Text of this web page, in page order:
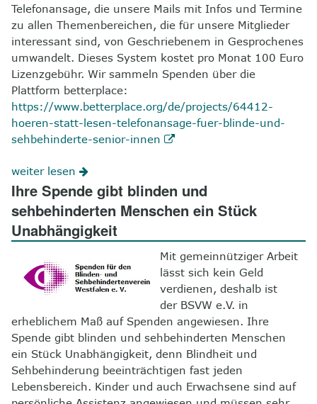
Telefonansage, die unsere Mails mit Infos und Termine
zu allen Themenbereichen, die für unsere Mitglieder
interessant sind, von Geschriebenem in Gesprochenes
umwandelt. Dieses System kostet pro Monat 100 Euro
Lizenzgebühr. Wir sammeln Spenden über die
Plattform betterplace:
https://www.betterplace.org/de/projects/64412-
hoeren-statt-lesen-telefonansage-fuer-blinde-und-
sehbehinderte-senior-innen
weiter lesen
Ihre Spende gibt blinden und
sehbehinderten Menschen ein Stück
Unabhängigkeit
Mit gemeinnütziger Arbeit
lässt sich kein Geld
verdienen, deshalb ist
der BSVW e.V. in
erheblichem Maß auf Spenden angewiesen. Ihre
Spende gibt blinden und sehbehinderten Menschen
ein Stück Unabhängigkeit, denn Blindheit und
Sehbehinderung beeinträchtigen fast jeden
Lebensbereich. Kinder und auch Erwachsene sind auf